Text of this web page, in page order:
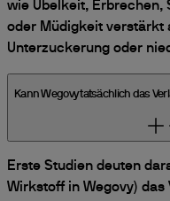
wie Übelkeit, Erbrechen,
oder Müdigkeit verstärkt
Unterzuckerung oder
Kann Wegovy tatsächlich das
Erste Studien deuten
Wirkstoff in Wegovy) das